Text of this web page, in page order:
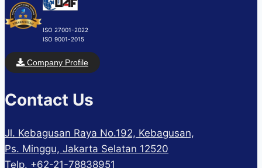
ISO 27001-2022
ISO 9001-2015
Company Profile
Contact Us
Jl. Kebagusan Raya No.192, Kebagusan,
Ps. Minggu, Jakarta Selatan 12520
Telp. +62-21-78838951